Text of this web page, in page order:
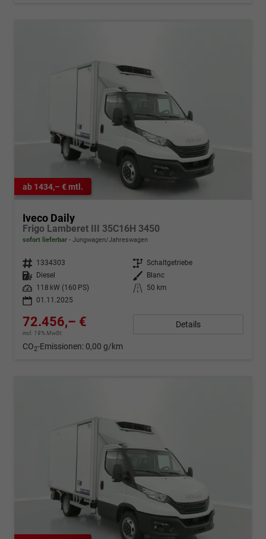
ab 1434,– € mtl.
Iveco Daily
Frigo Lamberet III 35C16H 3450
sofort lieferbar Jungwagen/Jahreswagen
Fahrzeugnr. 1334303 Getriebe Schaltgetriebe
Kraftstoff
Diesel Außenfarbe
Blanc
Leistung
118 kW (160 PS) Kilometerstand
50 km
01.11.2025
72.456,– €
incl. 19% MwSt.
Details
CO2-Emissionen: 0,00 g/km